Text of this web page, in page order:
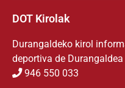
DOT Kirolak
Durangaldeko kirol
deportiva de Durangaldea
946 550 033